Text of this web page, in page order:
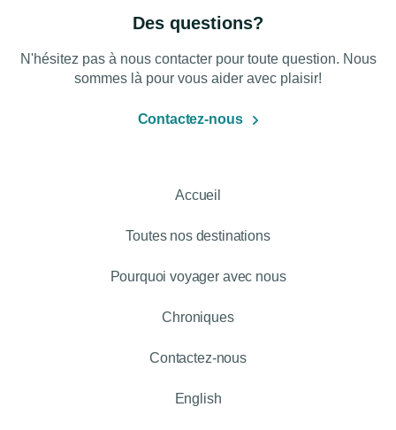
Des questions?
N'hésitez pas à nous contacter pour toute question. Nous
sommes là pour vous aider avec plaisir!
Contactez-nous
Accueil
Toutes nos destinations
Pourquoi voyager avec nous
Chroniques
Contactez-nous
English